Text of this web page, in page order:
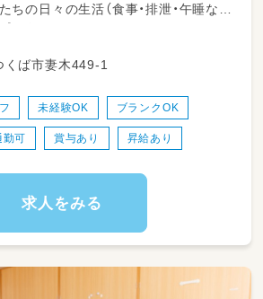
ちの日々の生活（食事・排泄・午睡な
ート
の興味や関心に寄り添った遊びや活動
のコミュニケーション（連絡帳・送迎
り等）
境づくりの企画・実施
すい服装
アパスについて 】
くば市妻木449-1
未経験OK ブランクOK
勤可 賞与あり 昇給あり
求人をみる